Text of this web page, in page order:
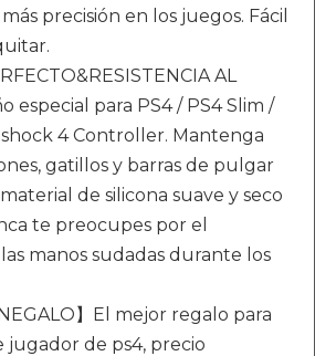
precisión en los juegos. Fácil
AL
especial para PS4 / PS4 Slim /
4 Controller. Mantenga
gatillos y barras de pulgar
de silicona suave y seco
te preocupes por el
manos sudadas durante los
NEGALO】El mejor regalo para
jugador de ps4, precio